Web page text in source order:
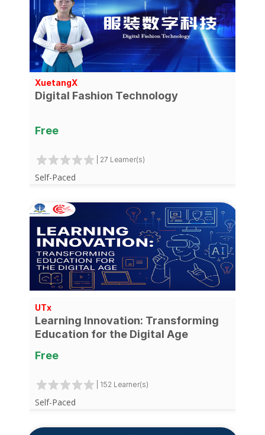
XuetangX
Digital Fashion Technology
Free
| 27 Learner(s)
Self-Paced
UTx
Learning Innovation: Transforming
Education for the Digital Age
Free
| 152 Learner(s)
Self-Paced